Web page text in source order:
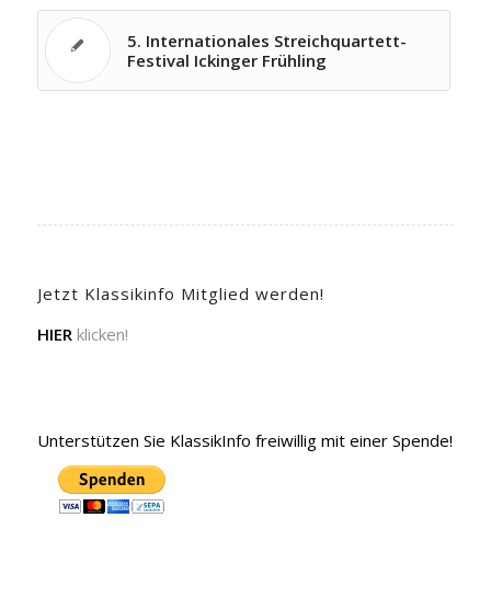
5. Internationales Streichquartett-
Festival Ickinger Frühling
Jetzt Klassikinfo Mitglied werden!
HIER klicken!
Unterstützen Sie KlassikInfo freiwillig mit einer Spende!